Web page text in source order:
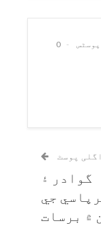
0
اگلی پوسٹ
گوادر ۽
جي
۾ برسات